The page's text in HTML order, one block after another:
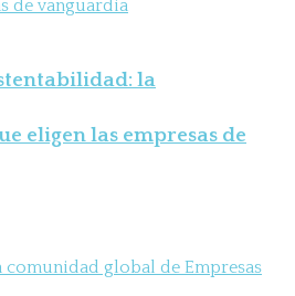
la
eligen las empresas de